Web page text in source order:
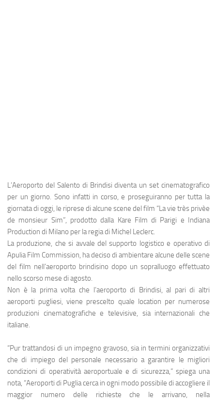
Incidenti
Industria
Eventi
L’Aeroporto del Salento di Brindisi diventa un set cinematografico
per un giorno. Sono infatti in corso, e proseguiranno per tutta la
giornata di oggi, le riprese di alcune scene del film “La vie très privèe
de monsieur Sim”, prodotto dalla Kare Film di Parigi e Indiana
Production di Milano per la regia di Michel Leclerc.
La produzione, che si avvale del supporto logistico e operativo di
Apulia Film Commission, ha deciso di ambientare alcune delle scene
del film nell’aeroporto brindisino dopo un sopralluogo effettuato
nello scorso mese di agosto.
Non è la prima volta che l’aeroporto di Brindisi, al pari di altri
aeroporti pugliesi, viene prescelto quale location per numerose
produzioni cinematografiche e televisive, sia internazionali che
italiane.
“Pur trattandosi di un impegno gravoso, sia in termini organizzativi
che di impiego del personale necessario a garantire le migliori
condizioni di operatività aeroportuale e di sicurezza,” spiega una
nota, “Aeroporti di Pugliacerca in ogni modo possibile di accogliere il
maggior numero delle richieste che le arrivano, nella